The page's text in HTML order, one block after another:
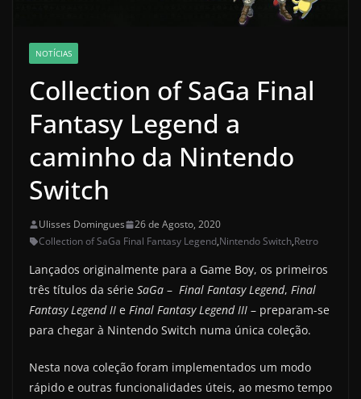
NOTÍCIAS
Collection of SaGa Final
Fantasy Legend a
caminho da Nintendo
Switch
Ulisses Domingues
26 de Agosto, 2020
Collection of SaGa Final Fantasy Legend,Nintendo Switch,Retro
Lançados originalmente para a Game Boy, os primeiros
três títulos da série SaGa – Final Fantasy Legend, Final
FantasyLegend II e Final Fantasy Legend III – preparam-se
para chegar à Nintendo Switch numa única coleção.
Nesta nova coleção foram implementados um modo
rápido e outras funcionalidades úteis, ao mesmo tempo